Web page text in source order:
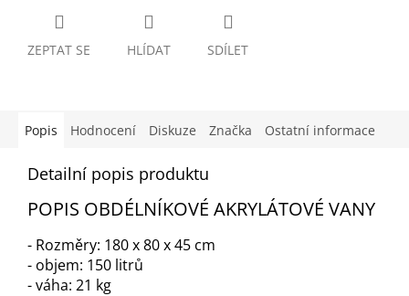
ZEPTAT SE HLÍDAT SDÍLET
Popis Hodnocení Diskuze Značka Ostatní informace
Detailní popis produktu
POPIS OBDÉLNÍKOVÉ AKRYLÁTOVÉ VANY
- Rozměry: 180 x 80 x 45 cm
- objem: 150 litrů
- váha: 21 kg